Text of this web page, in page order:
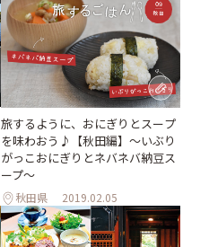
旅するように、おにぎりとスープ
を味わおう♪【秋田編】〜いぶり
がっこおにぎりとネバネバ納豆ス
ープ〜
秋田県 2019.02.05